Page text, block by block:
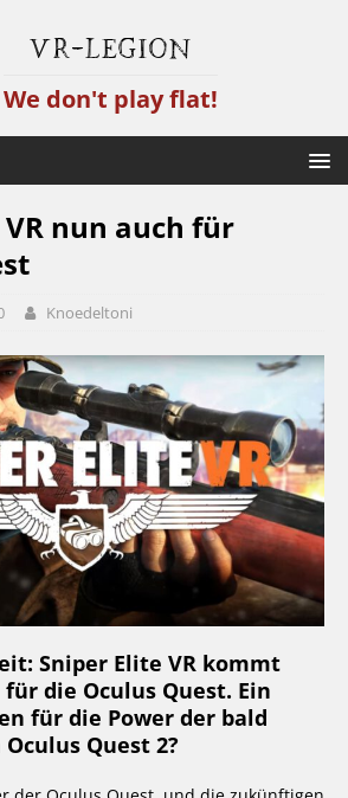
VR-Legion
We don't play flat!
nun auch für
Knoedeltoni
Sniper Elite VR kommt
die Oculus Quest. Ein
für die Power der bald
Quest 2?